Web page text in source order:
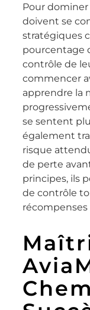
Pour dominer
doivent se
stratégiques
pourcentage
contrôle de
commencer
apprendre la
se sentent
également
risque
de perte
principes, ils
de contrôle
récompenses